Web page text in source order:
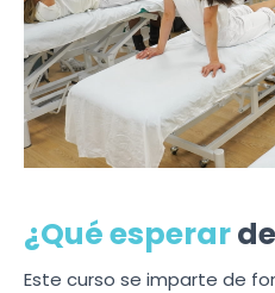
¿Qué esperar
Este curso se imparte de